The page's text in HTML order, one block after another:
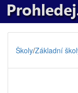
Školy/Základní